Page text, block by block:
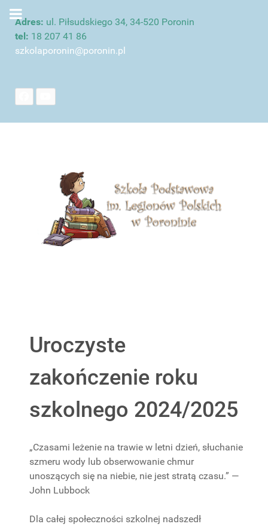
Adres: ul. Piłsudskiego 34, 34-520 Poronin
tel: 18 207 41 86
szkolaporonin@poronin.pl
Uroczyste
zakończenie roku
szkolnego 2024/2025
„Czasami leżenie na trawie w letni dzień, słuchanie
szmeru wody lub obserwowanie chmur
unoszących się na niebie, nie jest stratą czasu.” —
John Lubbock
Dla całej społeczności szkolnej nadszedł